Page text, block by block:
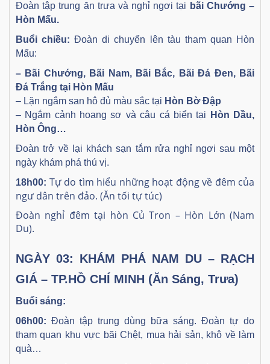
Đoàn tập trung ăn trưa và nghỉ ngơi tại bãi Chướng –
Hòn Mấu.
Buổi chiều: Đoàn dichuyển lên tàu tham quan Hòn
Mấu:
– Bãi Chướng, Bãi Nam, Bãi Bắc, Bãi Đá Đen, Bãi
Đá Trắng tại Hòn Mấu
– Lặn ngắm san hô đủ màu sắc tại Hòn Bờ Đập
– Ngắm cảnh hoang sơ và câu cá biển tại
Hòn Dầu,
Hòn Ông…
Đoàn trở về lại khách sạn tắm rửa nghỉ ngơi sau một
ngày khám phá thú vị.
18h00: Tự do tìm hiểu những hoạt động về đêm của
ngư dân trên đảo. (Ăn tối tự túc)
Đoàn nghỉ đêm tại hòn Củ Tron – Hòn Lớn (Nam
Du).
NGÀY 03: KHÁM PHÁ NAM DU – RẠCH
GIÁ – TP.HỒ CHÍ MINH (Ăn Sáng, Trưa)
Buổi sáng:
06h00: Đoàn tập trung dùng bữa sáng. Đoàn tự do
tham quan khu vực bãi Chệt, mua hải sản, khô về làm
quà…